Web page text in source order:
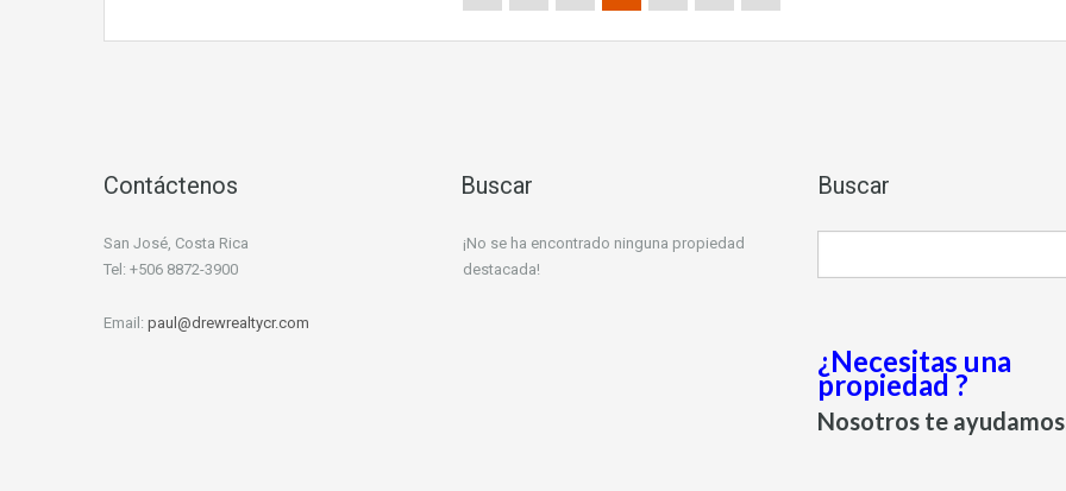
Contáctenos
San José, Costa Rica
Tel: +506 8872-3900
Email: paul@drewrealtycr.com
Buscar
¡No se ha encontrado ninguna propiedad
destacada!
Buscar
¿Necesitas una
propiedad ?
Nosotros te